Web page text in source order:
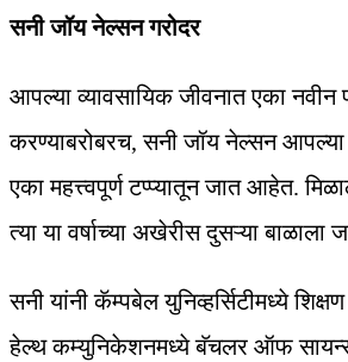
सनी जॉय नेल्सन गरोदर
आपल्या व्यावसायिक जीवनात एका नवीन
करण्याबरोबरच, सनी जॉय नेल्सन
एका महत्त्वपूर्ण टप्प्यातून जात आहेत.
त्या या वर्षाच्या अखेरीस दुसऱ्या
सनी यांनी कॅम्पबेल युनिव्हर्सिटीमध्ये
हेल्थ कम्युनिकेशनमध्ये बॅचलर ऑफ